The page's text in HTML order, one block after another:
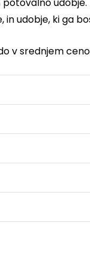
udobje, ki ga
v srednjem